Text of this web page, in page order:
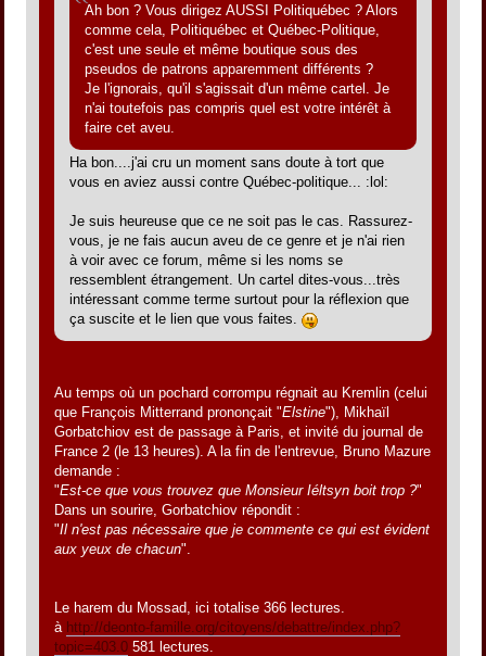
Ah bon ? Vous dirigez AUSSI Politiquébec ? Alors
comme cela, Politiquébec et Québec-Politique,
c'est une seule et même boutique sous des
pseudos de patrons apparemment différents ?
Je l'ignorais, qu'il s'agissait d'un même cartel. Je
n'ai toutefois pas compris quel est votre intérêt à
faire cet aveu.
Ha bon....j'ai cru un moment sans doute à tort que
vous en aviez aussi contre Québec-politique... :lol:
Je suis heureuse que ce ne soit pas le cas. Rassurez-
vous, je ne fais aucun aveu de ce genre et je n'ai rien
à voir avec ce forum, même si les noms se
ressemblent étrangement. Un cartel dites-vous...très
intéressant comme terme surtout pour la réflexion que
ça suscite et le lien que vous faites.
Au temps où un pochard corrompu régnait au Kremlin (celui
que François Mitterrand prononçait "Elstine"), Mikhaïl
Gorbatchiov est de passage à Paris, et invité du journal de
France 2 (le 13 heures). A la fin de l'entrevue, Bruno Mazure
demande :
"Est-ce que vous trouvez que Monsieur Iéltsyn boit trop ?"
Dans un sourire, Gorbatchiov répondit :
"Il n'est pas nécessaire que je commente ce qui est évident
aux yeux de chacun".
Le harem du Mossad, ici totalise 366 lectures.
à http://deonto-famille.org/citoyens/debattre/index.php?
topic=403.0 581 lectures.